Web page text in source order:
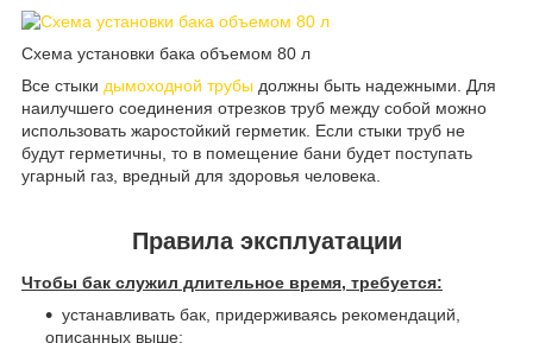
Схема установки бака объемом 80 л
Все стыки дымоходной трубы должны быть надежными. Для
наилучшего соединения отрезков труб между собой можно
использовать жаростойкий герметик. Если стыки труб не
будут герметичны, то в помещение бани будет поступать
угарный газ, вредный для здоровья человека.
Правила эксплуатации
Чтобы бак служил длительное время, требуется:
устанавливать бак, придерживаясь рекомендаций,
описанных выше;